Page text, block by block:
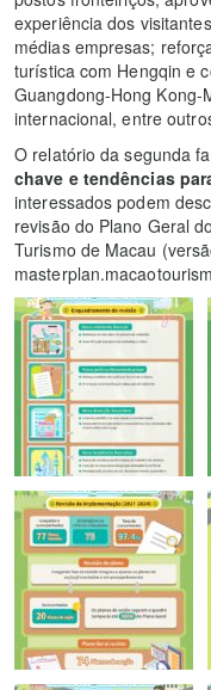
experiência dos
médias empresas;
turística com Hengqin e
Guangdong-Hong
internacional, entre
O relatório da segunda
chave e tendências
interessados podem
revisão do Plano Geral
Turismo de Macau